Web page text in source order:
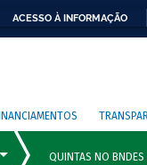
ACESSO À INFORMAÇÃO